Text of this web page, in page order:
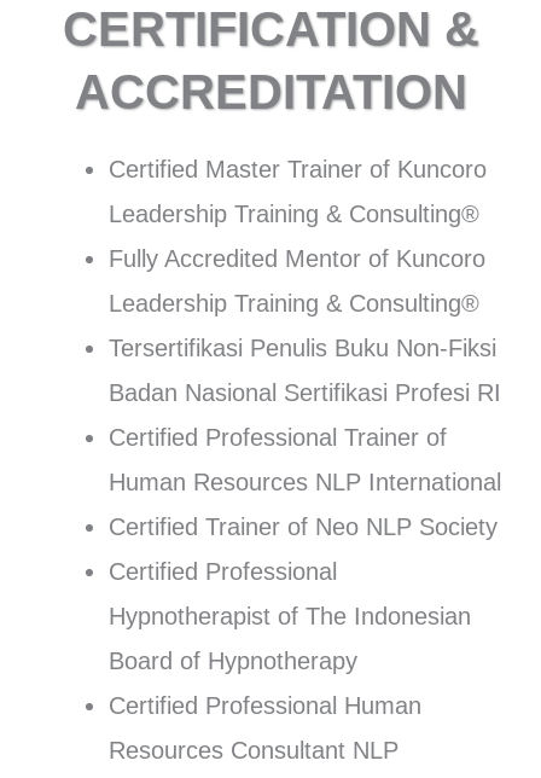
CERTIFICATION &
ACCREDITATION
Certified Master Trainer of Kuncoro
Leadership Training & Consulting®
Fully Accredited Mentor of Kuncoro
Leadership Training & Consulting®
Tersertifikasi Penulis Buku Non-Fiksi
Badan Nasional Sertifikasi Profesi RI
Certified Professional Trainer of
Human Resources NLP International
Certified Trainer of Neo NLP Society
Certified Professional
Hypnotherapist of The Indonesian
Board of Hypnotherapy
Certified Professional Human
Resources Consultant NLP